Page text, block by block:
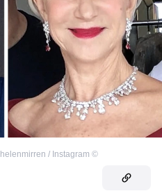
©
helenmirren / Instagram